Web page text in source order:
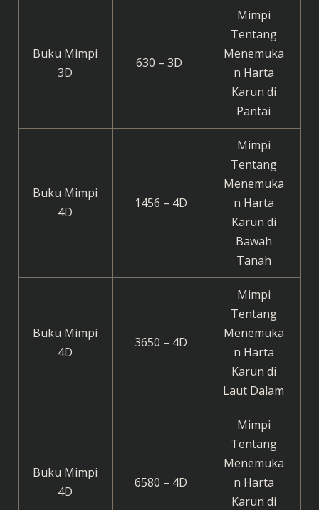
Buku Mimpi
3D
630 – 3D
Mimpi
Tentang
Menemuka
n Harta
Karun di
Pantai
Buku Mimpi
4D
1456 – 4D
Mimpi
Tentang
Menemuka
n Harta
Karun di
Bawah
Tanah
Buku Mimpi
4D
3650 – 4D
Mimpi
Tentang
Menemuka
n Harta
Karun di
Laut Dalam
Buku Mimpi
4D
6580 – 4D
Mimpi
Tentang
Menemuka
n Harta
Karun di